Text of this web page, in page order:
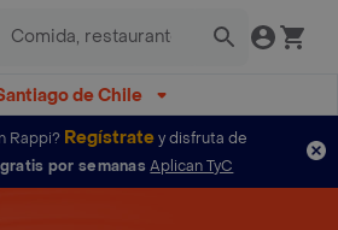
de Chile
Rappi? Regístratey disfruta de
por semanas Aplican TyC